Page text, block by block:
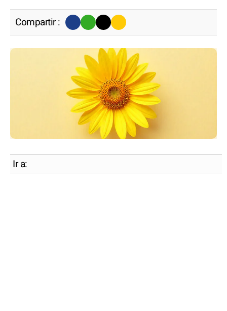
Compartir :
Ir a: